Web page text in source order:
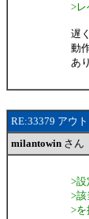
>レ
遅
動
あ
RE:33379 アウ
milantowin さん
>
>該
>